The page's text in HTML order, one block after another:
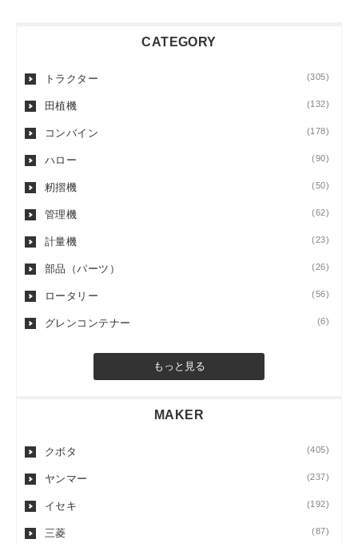
CATEGORY
トラクター (305)
田植機 (132)
コンバイン (178)
ハロー (90)
籾摺機 (50)
管理機 (62)
計量機 (23)
部品（パーツ） (26)
ロータリー (56)
グレンコンテナー (6)
もっと見る
MAKER
クボタ (405)
ヤンマー (237)
イセキ (192)
三菱 (87)